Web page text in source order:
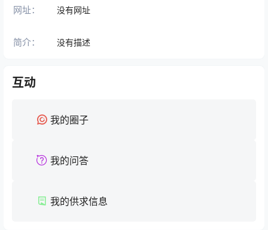
网址： 没有网址
简介： 没有描述
互动
我的圈子
我的问答
我的供求信息